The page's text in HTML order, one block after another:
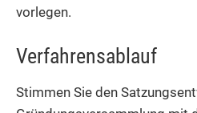
vorlegen.
Verfahrensablauf
Stimmen Sie den